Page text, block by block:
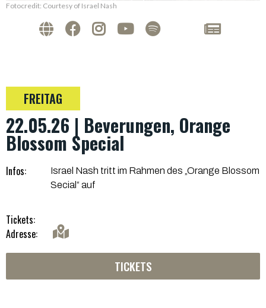
Fotocredit: Courtesy of Israel Nash
FREITAG
22.05.26 | Beverungen, Orange
Blossom Special
Infos:
Israel Nash tritt im Rahmen des „Orange Blossom
Secial“ auf
Tickets:
Adresse:
TICKETS